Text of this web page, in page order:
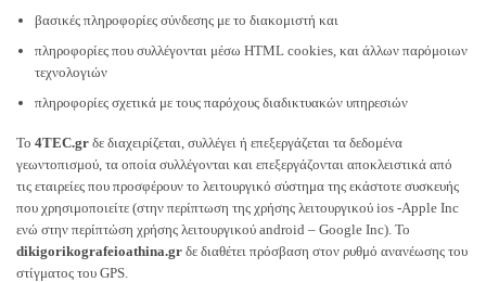
βασικές πληροφορίες σύνδεσης με το διακομιστή και
πληροφορίες που συλλέγονται μέσω HTML cookies, και άλλων παρόμοιων
τεχνολογιών
πληροφορίες σχετικά με τους παρόχους διαδικτυακών υπηρεσιών
Το 4TEC.gr δε διαχειρίζεται, συλλέγει ή επεξεργάζεται τα δεδομένα
γεωντοπισμού, τα οποία συλλέγονται και επεξεργάζονται αποκλειστικά από
τις εταιρείες που προσφέρουν το λειτουργικό σύστημα της εκάστοτε συσκευής
που χρησιμοποιείτε (στην περίπτωση της χρήσης λειτουργικού ios -Apple Inc
ενώ στην περίπτώση χρήσης λειτουργικού android – Google Inc). Το
dikigorikografeioathina.gr δε διαθέτει πρόσβαση στον ρυθμό ανανέωσης του
στίγματος του GPS.